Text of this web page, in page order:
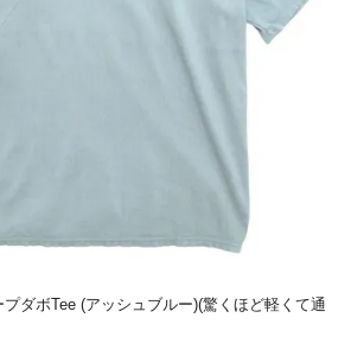
ダボTee (アッシュブルー)(驚くほど軽くて通